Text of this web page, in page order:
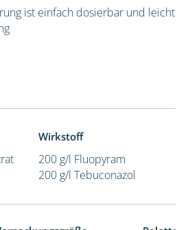
ist einfach dosierbar und leicht
Wirkstoff
200 g/l Fluopyram
200 g/l Tebuconazol